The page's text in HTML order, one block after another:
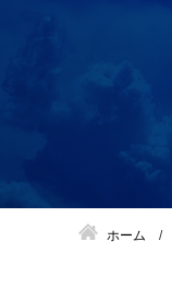
ホーム